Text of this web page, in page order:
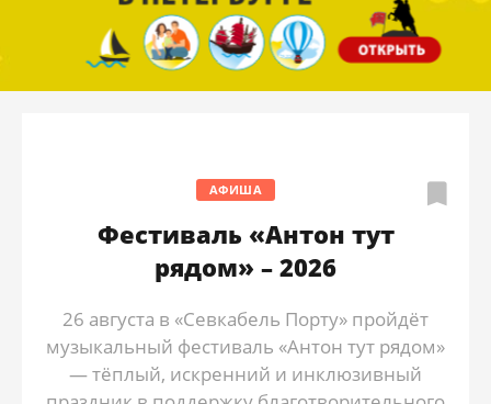
АФИША
Фестиваль «Антон тут
рядом» – 2026
26 августа в «Севкабель Порту» пройдёт
музыкальный фестиваль «Антон тут рядом»
— тёплый, искренний и инклюзивный